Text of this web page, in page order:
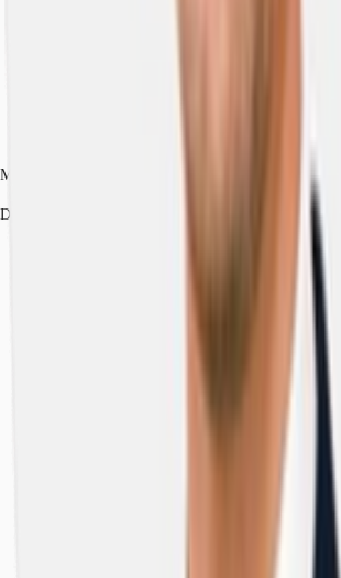
Marco Ceriani
Dettagli dell'agente